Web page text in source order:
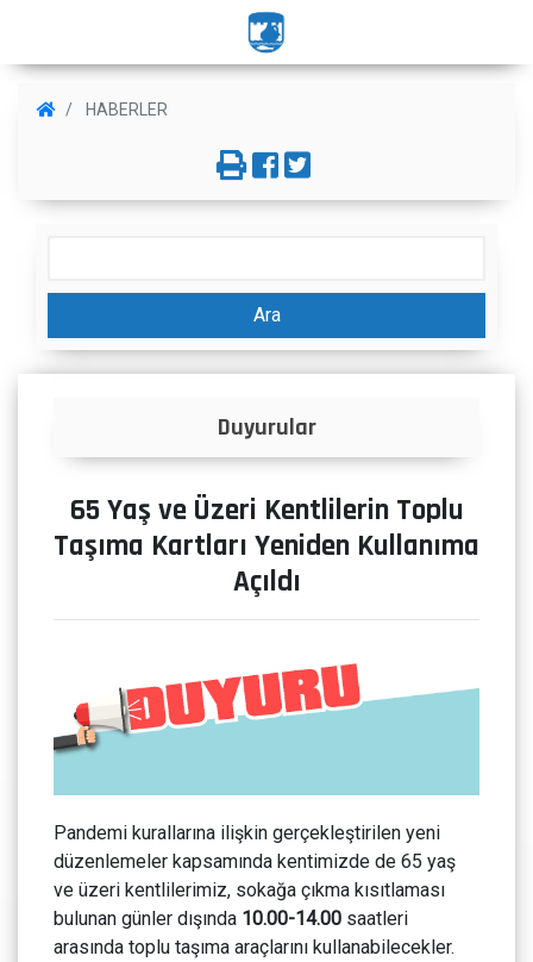
HABERLER
Ara
65 Yaş ve Üzeri Kentlilerin Toplu
Taşıma Kartları Yeniden Kullanıma
Açıldı
Pandemi kurallarına ilişkin gerçekleştirilen yeni
düzenlemeler kapsamında kentimizde de 65 yaş
ve üzeri kentlilerimiz, sokağa çıkma kısıtlaması
bulunan günler dışında 10.00-14.00 saatleri
arasında toplu taşıma araçlarını kullanabilecekler.